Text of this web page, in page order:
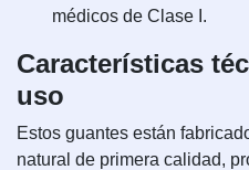
médicos de Clase I.
Características
uso
Estos guantes están
natural de primera calidad,